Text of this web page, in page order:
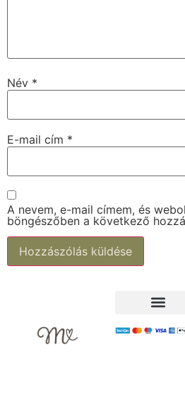
Név *
E-mail cím *
A nevem, e-mail címem, és
böngészőben a következő